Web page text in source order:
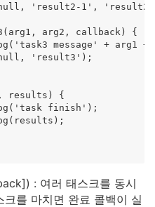
'result2-1',
arg2, callback) {
message' + arg1 +
'result3');
results) {
finish');
: 여러 태스크를 동시
를 마치면 완료 콜백이 실